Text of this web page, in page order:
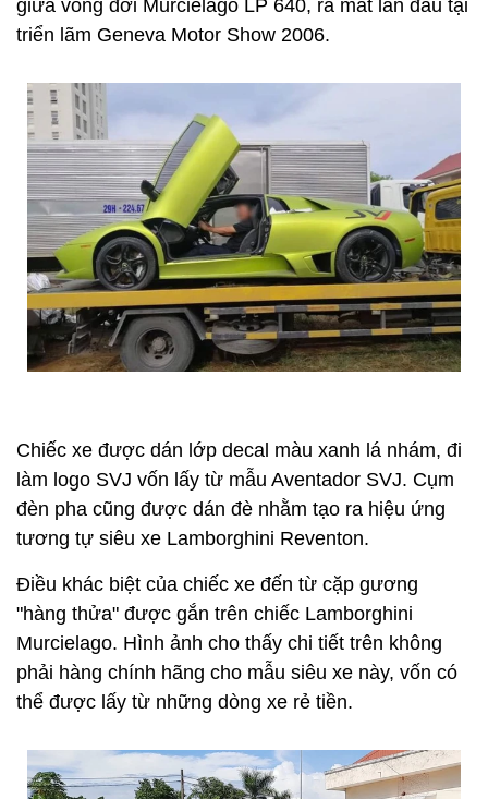
giữa vòng đời Murcielago LP 640, ra mắt lần đầu tại
triển lãm Geneva Motor Show 2006.
Chiếc xe được dán lớp decal màu xanh lá nhám, đi
làm logo SVJ vốn lấy từ mẫu Aventador SVJ. Cụm
đèn pha cũng được dán đè nhằm tạo ra hiệu ứng
tương tự siêu xe Lamborghini Reventon.
Điều khác biệt của chiếc xe đến từ cặp gương
"hàng thửa" được gắn trên chiếc Lamborghini
Murcielago. Hình ảnh cho thấy chi tiết trên không
phải hàng chính hãng cho mẫu siêu xe này, vốn có
thể được lấy từ những dòng xe rẻ tiền.